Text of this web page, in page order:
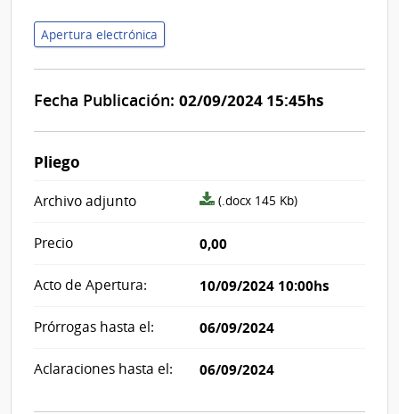
Apertura electrónica
Fecha Publicación: 02/09/2024 15:45hs
Pliego
Archivo adjunto
archivo
(.docx 145 Kb)
Precio 0,00
Acto de Apertura: 10/09/2024 10:00hs
Prórrogas hasta el: 06/09/2024
Aclaraciones hasta el: 06/09/2024